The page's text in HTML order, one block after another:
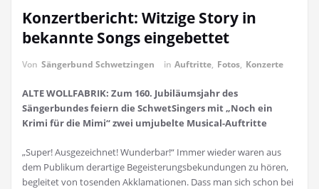
Konzertbericht: Witzige Story in
bekannte Songs eingebettet
Von Sängerbund Schwetzingen in Auftritte, Fotos, Konzerte
ALTE WOLLFABRIK: Zum 160. Jubiläumsjahr des
Sängerbundes feiern die SchwetSingers mit „Noch ein
Krimi für die Mimi“ zwei umjubelte Musical-Auftritte
„Super! Ausgezeichnet! Wunderbar!“ Immer wieder waren aus
dem Publikum derartige Begeisterungsbekundungen zu hören,
begleitet von tosenden Akklamationen. Dass man sich schon bei